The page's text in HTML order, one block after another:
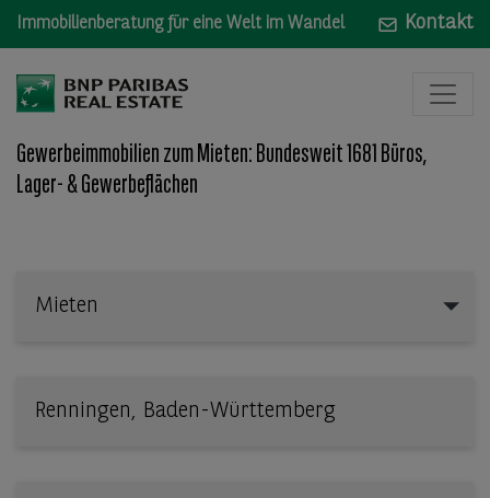
Immobilienberatung für eine Welt im Wandel Kontakt
Gewerbeimmobilien zum Mieten: Bundesweit 1681 Büros,
Lager- & Gewerbeflächen
Mieten